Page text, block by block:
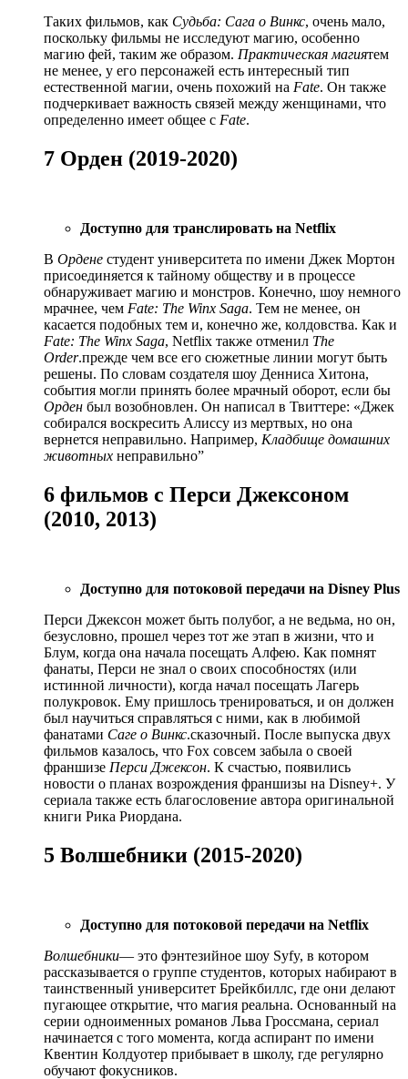
Таких фильмов, как Судьба: Сага о Винкс, очень мало,
поскольку фильмы не исследуют магию, особенно
магию фей, таким же образом. Практическая магиятем
не менее, у его персонажей есть интересный тип
естественной магии, очень похожий на Fate. Он также
подчеркивает важность связей между женщинами, что
определенно имеет общее с Fate.
7 Орден (2019-2020)
Доступно для транслировать на Netflix
В Ордене студент университета по имени Джек Мортон
присоединяется к тайному обществу и в процессе
обнаруживает магию и монстров. Конечно, шоу немного
мрачнее, чем Fate: The Winx Saga. Тем не менее, он
касается подобных тем и, конечно же, колдовства. Как и
Fate: The Winx Saga, Netflix также отменил The
Order.прежде чем все его сюжетные линии могут быть
решены. По словам создателя шоу Денниса Хитона,
события могли принять более мрачный оборот, если бы
Орден был возобновлен. Он написал в Твиттере: «Джек
собирался воскресить Алиссу из мертвых, но она
вернется неправильно. Например, Кладбище домашних
животных неправильно”
6 фильмов с Перси Джексоном
(2010, 2013)
Доступно для потоковой передачи на Disney Plus
Перси Джексон может быть полубог, а не ведьма, но он,
безусловно, прошел через тот же этап в жизни, что и
Блум, когда она начала посещать Алфею. Как помнят
фанаты, Перси не знал о своих способностях (или
истинной личности), когда начал посещать Лагерь
полукровок. Ему пришлось тренироваться, и он должен
был научиться справляться с ними, как в любимой
фанатами Саге о Винкс.сказочный. После выпуска двух
фильмов казалось, что Fox совсем забыла о своей
франшизе Перси Джексон. К счастью, появились
новости о планах возрождения франшизы на Disney+. У
сериала также есть благословение автора оригинальной
книги Рика Риордана.
5 Волшебники (2015-2020)
Доступно для потоковой передачи на Netflix
Волшебники— это фэнтезийное шоу Syfy, в котором
рассказывается о группе студентов, которых набирают в
таинственный университет Брейкбиллс, где они делают
пугающее открытие, что магия реальна. Основанный на
серии одноименных романов Льва Гроссмана, сериал
начинается с того момента, когда аспирант по имени
Квентин Колдуотер прибывает в школу, где регулярно
обучают фокусников.